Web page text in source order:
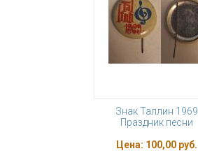
Знак Таллин 1969
Праздник песни
Цена: 100,00 руб.